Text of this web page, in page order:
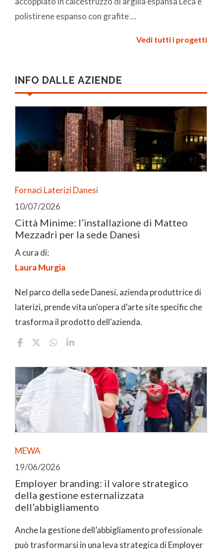
polistirene espanso con grafite ...
Vedi tutti i progetti
INFO DALLE AZIENDE
Fornaci Laterizi Danesi
10/07/2026
Città Minime: l’installazione di Matteo
Mezzadri per la sede Danesi
A cura di:
Laura Murgia
Nel parco della sede Danesi, azienda produttrice di
laterizi, prende vita un'opera d'arte site specific che
trasforma il prodotto dell'azienda.
MEWA
19/06/2026
Employer branding: il valore strategico
della gestione esternalizzata
dell’abbigliamento
Anche la gestione dell’abbigliamento professionale
può trasformarsi in una leva strategica di Employer